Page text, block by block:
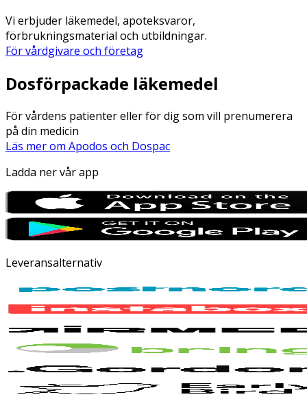
Vi erbjuder läkemedel, apoteksvaror,
förbrukningsmaterial och utbildningar.
För vårdgivare och företag
Dosförpackade läkemedel
För vårdens patienter eller för dig som vill prenumerera
på din medicin
Läs mer om Apodos och Dospac
Ladda ner vår app
Leveransalternativ